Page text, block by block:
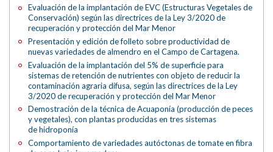
Evaluación de la implantación de EVC (Estructuras Vegetales de
Conservación) según las directrices de la Ley 3/2020 de
recuperación y protección del Mar Menor
Presentación y edición de folleto sobre productividad de
nuevas variedades de almendro en el Campo de Cartagena.
Evaluación de la implantación del 5% de superficie para
sistemas de retención de nutrientes con objeto de reducir la
contaminación agraria difusa, según las directrices de la Ley
3/2020 de recuperación y protección del Mar Menor
Demostración de la técnica de Acuaponía (producción de peces
y vegetales), con plantas producidas en tres sistemas
de hidroponía
Comportamiento de variedades autóctonas de tomate en fibra